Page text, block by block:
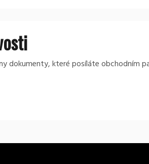
dokumenty, které posíláte obchodním